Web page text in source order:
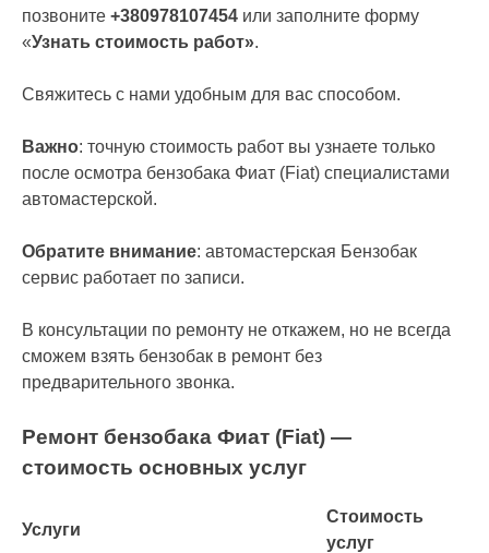
позвоните +380978107454 или заполните форму
«Узнать стоимость работ».
Свяжитесь с нами удобным для вас способом.
Важно: точную стоимость работ вы узнаете только
после осмотра бензобака Фиат (Fiat) специалистами
автомастерской.
Обратите внимание: автомастерская Бензобак
сервис работает по записи.
В консультации по ремонту не откажем, но не всегда
сможем взять бензобак в ремонт без
предварительного звонка.
Ремонт бензобака Фиат (Fiat) —
стоимость основных услуг
Услуги
Стоимость
услуг